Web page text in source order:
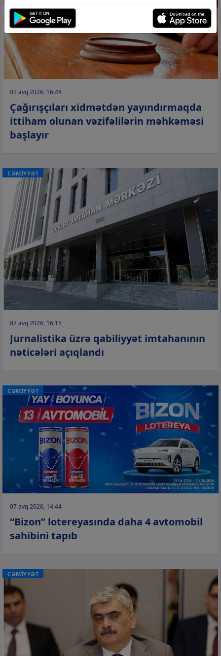
07 avq 2026, 16:48
Çağırışçıları xidmətdən yayındırmaqda
ittiham olunan vəzifəlilərin məhkəməsi
başlayır
CƏMİYYƏT
07 avq 2026, 16:15
Jurnalistika üzrə qabiliyyət imtahanının
nəticələri açıqlandı
CƏMİYYƏT
07 avq 2026, 14:44
“Bizon” lotereyasında daha 4 avtomobil
sahibini tapıb
CƏMİYYƏT